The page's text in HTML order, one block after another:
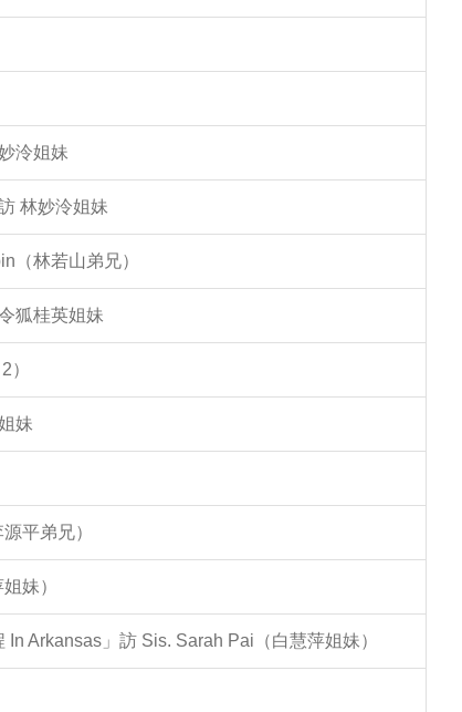
泠姐妹
林妙泠姐妹
（林若山弟兄）
狐桂英姐妹
妹
平弟兄）
妹）
Arkansas」訪 Sis. Sarah Pai（白慧萍姐妹）